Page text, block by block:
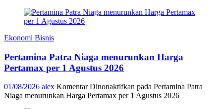
Ekonomi Bisnis
Pertamina Patra Niaga menurunkan Harga
Pertamax per 1 Agustus 2026
01/08/2026 alex Komentar Dinonaktifkan pada Pertamina Patra
Niaga menurunkan Harga Pertamax per 1 Agustus 2026